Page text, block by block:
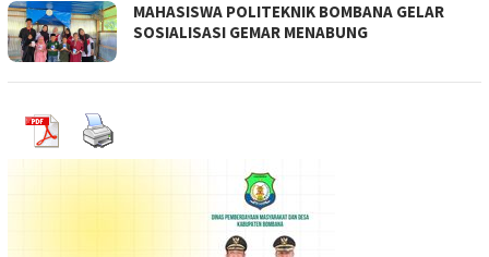
MAHASISWA POLITEKNIK BOMBANA GELAR
SOSIALISASI GEMAR MENABUNG